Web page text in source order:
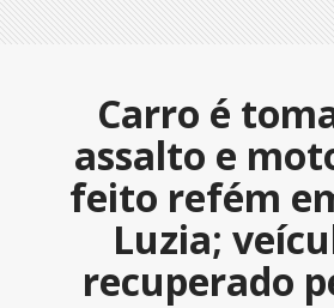
Carro é
assalto e
feito refém
Luzia;
recuperado